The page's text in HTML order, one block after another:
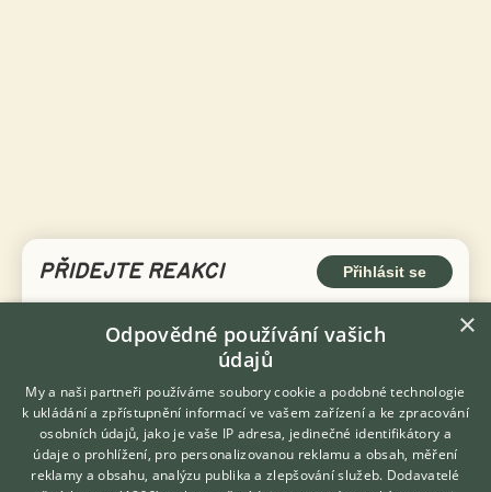
PŘIDEJTE REAKCI Přihlásit se
Email
×
Odpovědné používání vašich
údajů
My a naši partneři používáme soubory cookie a podobné technologie
k ukládání a zpřístupnění informací ve vašem zařízení a ke zpracování
osobních údajů, jako je vaše IP adresa, jedinečné identifikátory a
údaje o prohlížení, pro personalizovanou reklamu a obsah, měření
reklamy a obsahu, analýzu publika a zlepšování služeb. Dodavatelé